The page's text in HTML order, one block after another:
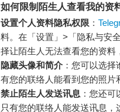
如何限制陌生人查看我的资
设置个人资料隐私权限 ：
料。在「设置」>「隐私与安
择让陌生人无法查看您的资料
隐藏头像和简介 ：您可以选
有您的联络人能看到您的照片
禁止陌生人发送讯息 ：您还
只有您的联络人能发送讯息，